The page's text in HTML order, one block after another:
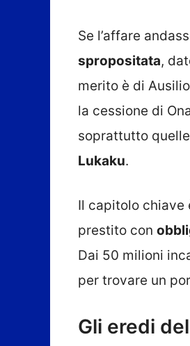
Se l’affare
spropositata,
merito è di
la cessione di
soprattutto
Lukaku.
Il capitolo chiave
prestito con
Dai 50 milioni
per trovare un
Gli eredi